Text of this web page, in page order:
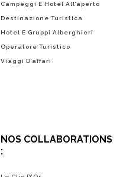
Campeggi E Hotel All’aperto
Destinazione Turistica
Hotel E Gruppi Alberghieri
Operatore Turistico
Viaggi D’affari
NOS COLLABORATIONS
: